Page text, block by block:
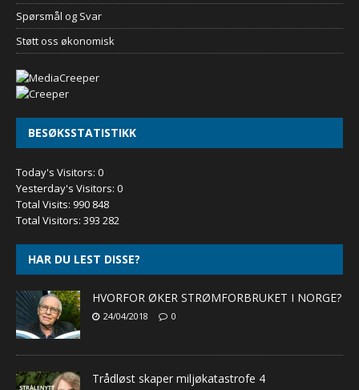
Spørsmål og Svar
Støtt oss økonomisk
BESØKSSTATISTIKK
Today's Visitors: 0
Yesterday's Visitors: 0
Total Visits: 990 848
Total Visitors: 393 282
HAR DU LEST DISSE?
HVORFOR ØKER STRØMFORBRUKET I NORGE?
24/04/2018 0
Trådløst skaper miljøkatastrofe 4